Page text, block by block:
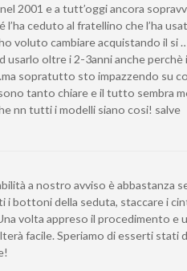
2001 e a tutt’oggi ancora
l’ha ceduto al fratellino che l’ha
voluto cambiare acquistando il si
usarlo oltre i 2-3anni anche perchè
sopratutto sto impazzendo su
tanto chiare e il tutto sembra
nn tutti i modelli siano cosi! salve
a nostro avviso è abbastanza
i bottoni della seduta, staccare i
volta appreso il procedimento e
facile. Speriamo di esserti stati